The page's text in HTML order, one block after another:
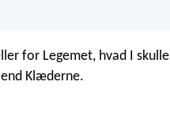
for Legemet, hvad I skulle
Klæderne.